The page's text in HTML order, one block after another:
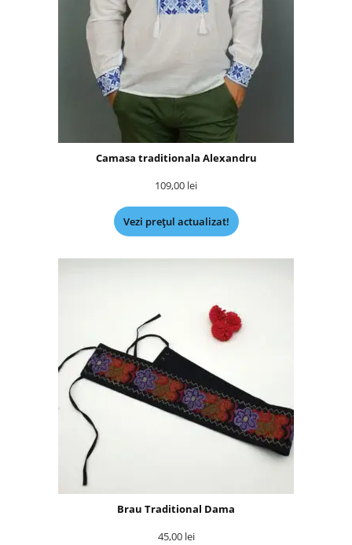
Camasa traditionala Alexandru
109,00 lei
Vezi prețul actualizat!
Brau Traditional Dama
45,00 lei